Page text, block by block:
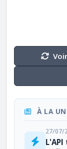
À LA
27/07/